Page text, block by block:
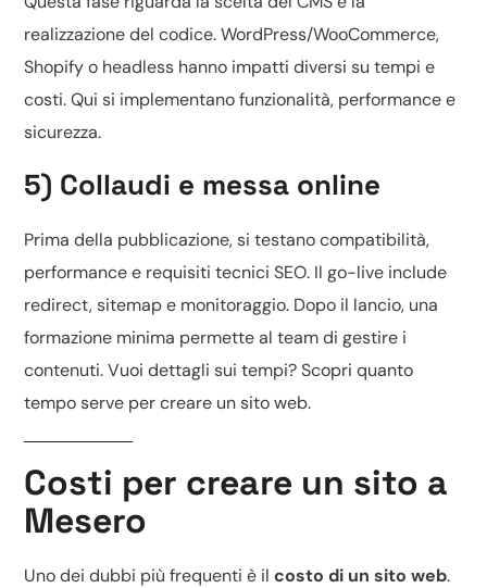
realizzazione del codice.WordPress/WooCommerce,
Shopify o headless hanno impatti diversi su tempi e
costi. Qui si implementano funzionalità, performance e
sicurezza.
5) Collaudi e messa online
Prima della pubblicazione, si testano compatibilità,
performance e requisiti tecnici SEO. Il go-live include
redirect, sitemap e monitoraggio. Dopo il lancio, una
formazione minima permette al team di gestire i
contenuti. Vuoi dettagli sui tempi? Scopriquanto
tempo serve per creare un sito web.
Costi per creare un sito a
Mesero
Uno dei dubbi più frequenti è ilcosto di un sito web.